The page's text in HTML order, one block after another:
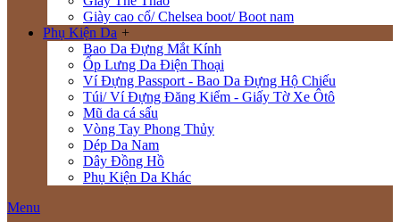
Giày cao cổ/ Chelsea boot/ Boot nam
Phụ Kiện Da +
Bao Da Đựng Mắt Kính
Ốp Lưng Da Điện Thoại
Ví Đựng Passport - Bao Da Đựng Hộ Chiếu
Túi/ Ví Đựng Đăng Kiểm - Giấy Tờ Xe Ôtô
Mũ da cá sấu
Vòng Tay Phong Thủy
Dép Da Nam
Dây Đồng Hồ
Phụ Kiện Da Khác
Menu